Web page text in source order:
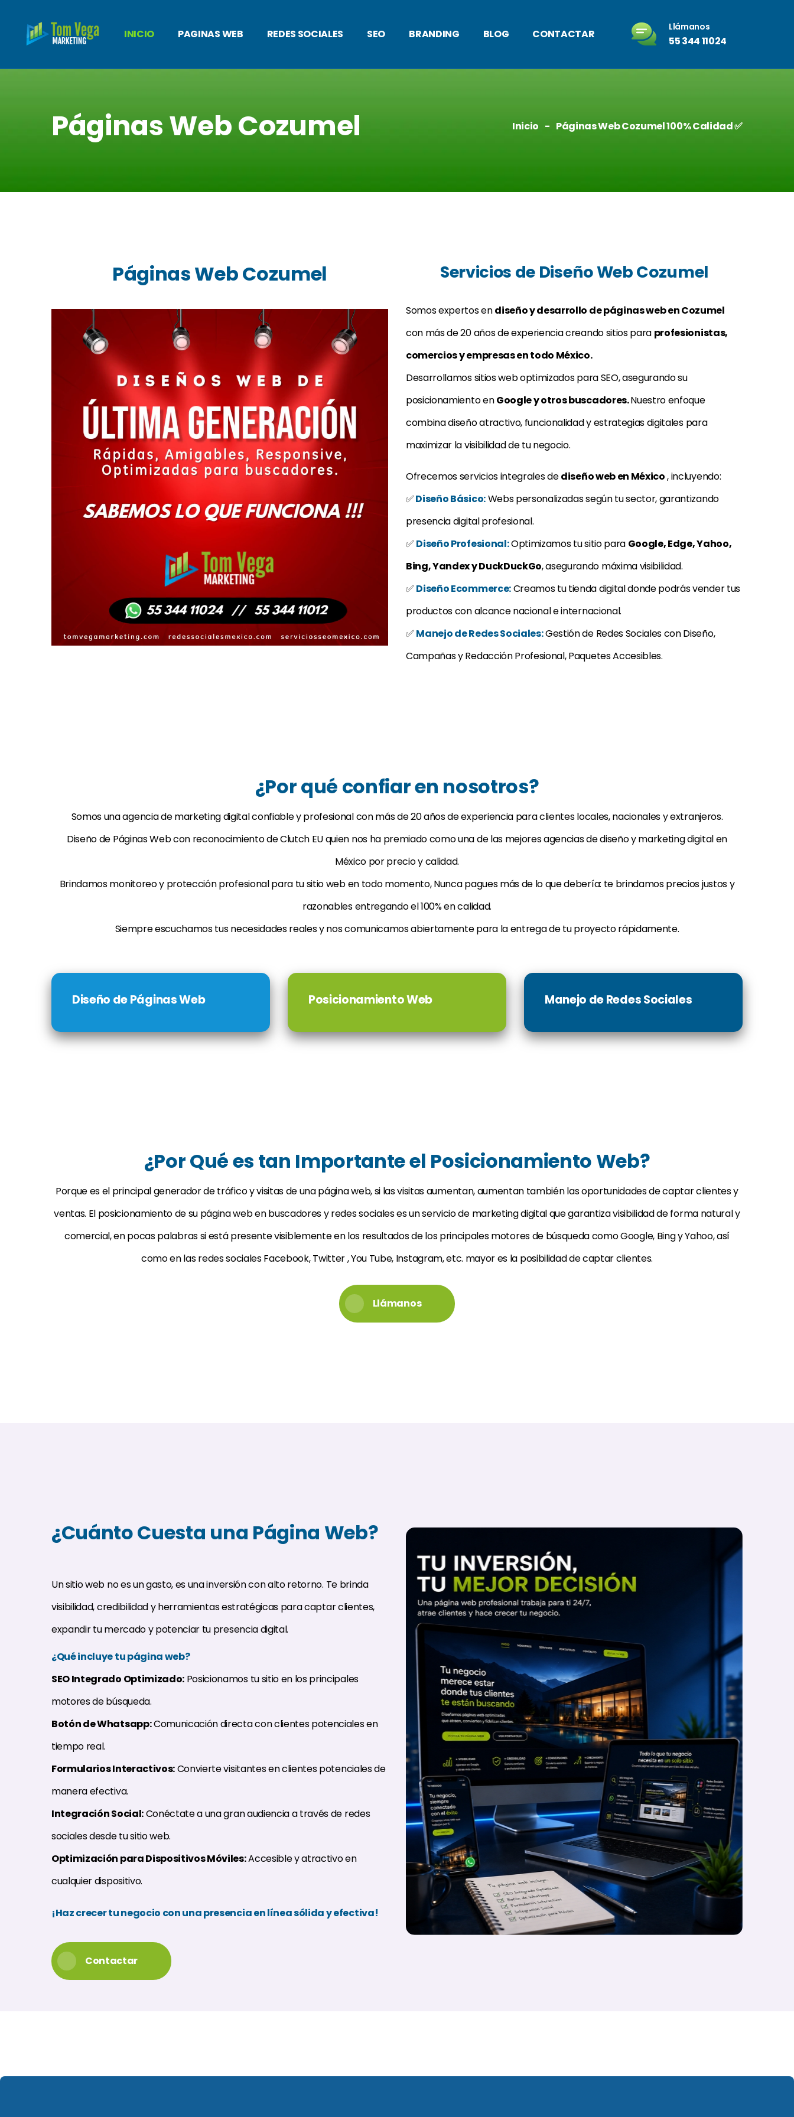
INICIO PAGINAS WEB REDES SOCIALES SEO BRANDING BLOG CONTACTAR
Llámanos
55 344 11024
Páginas Web Cozumel Inicio Páginas Web Cozumel 100% Calidad ✅
Páginas Web Cozumel Servicios de Diseño Web Cozumel
Somos expertos endiseño y desarrollo de páginas web en Cozumel
con más de 20 años de experiencia creando sitios para profesionistas,
comercios y empresas en todo México.
Desarrollamos sitios web optimizados para SEO, asegurando su
posicionamiento enGoogle y otros buscadores.Nuestro enfoque
combina diseño atractivo, funcionalidad y estrategias digitales para
maximizar la visibilidad de tu negocio.
Ofrecemos servicios integrales dediseño web en México, incluyendo:
✅Diseño Básico:Webs personalizadas según tu sector, garantizando
presencia digital profesional.
✅ Diseño Profesional:Optimizamos tu sitio para Google, Edge, Yahoo,
Bing, Yandex y DuckDuckGo, asegurando máxima visibilidad.
✅ Diseño Ecommerce:Creamos tu tienda digital donde podrás vender tus
productos con alcance nacional e internacional.
✅ Manejo de Redes Sociales:Gestión de Redes Sociales con Diseño,
Campañas y Redacción Profesional, Paquetes Accesibles.
¿Por qué confiar en nosotros?
Somos una agencia de marketing digital confiable y profesional con más de 20 años de experiencia para clientes locales, nacionales y extranjeros.
Diseño de Páginas Web con reconocimiento de Clutch EU quien nos ha premiado como una de las mejores agencias de diseño y marketing digital en
México por precio y calidad.
Brindamos monitoreo y protección profesional para tu sitio web en todo momento, Nunca pagues más de lo que debería: te brindamos precios justos y
razonables entregando el 100% en calidad.
Siempre escuchamos tus necesidades reales y nos comunicamos abiertamente para la entrega de tu proyecto rápidamente.
Diseño de Páginas Web Posicionamiento Web Manejo de Redes Sociales
¿Por Qué es tan Importante el Posicionamiento Web?
Porque es el principal generador de tráfico y visitas de una página web, si las visitas aumentan, aumentan también las oportunidades de captar clientes y
ventas. El posicionamiento de su página web en buscadores y redes sociales es un servicio de marketing digital que garantiza visibilidad de forma natural y
comercial, en pocas palabras si está presente visiblemente en los resultados de los principales motores de búsqueda como Google, Bing y Yahoo, así
como en las redes sociales Facebook, Twitter , You Tube, Instagram, etc. mayor es la posibilidad de captar clientes.
Llámanos
¿Cuánto Cuesta una Página Web?
Un sitio web no es un gasto, es una inversión con alto retorno. Te brinda
visibilidad, credibilidad y herramientas estratégicas para captar clientes,
expandir tu mercado y potenciar tu presencia digital.
¿Qué incluye tu página web?
SEO Integrado Optimizado: Posicionamos tu sitio en los principales
motores de búsqueda.
Botón de Whatsapp:Comunicación directa con clientes potenciales en
tiempo real.
Formularios Interactivos:Convierte visitantes en clientes potenciales de
manera efectiva.
Integración Social:Conéctate a una gran audiencia a través de redes
sociales desde tu sitio web.
Optimización para Dispositivos Móviles:Accesible y atractivo en
cualquier dispositivo.
¡Haz crecer tu negocio con una presencia en línea sólida y efectiva!
Contactar